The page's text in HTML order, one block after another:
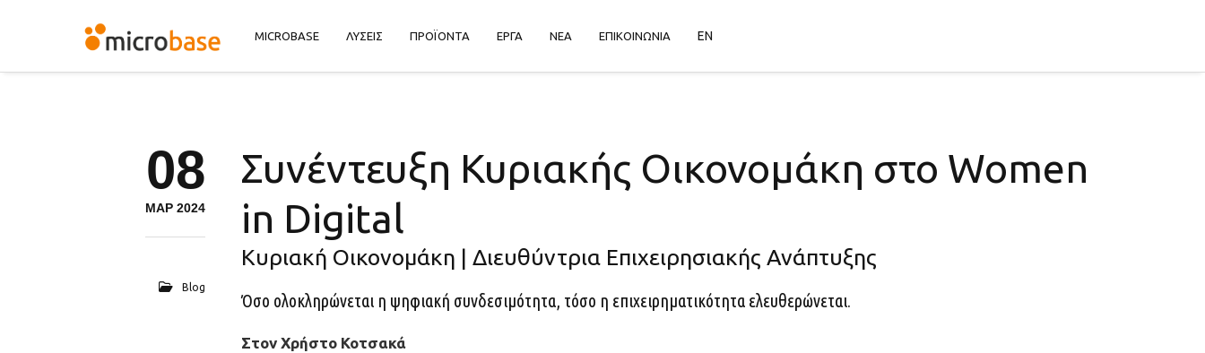
MICROBASE ΛΥΣΕΙΣ ΠΡΟΪΟΝΤΑ ΕΡΓΑ ΝΕΑ ΕΠΙΚΟΙΝΩΝΙΑ EN
08
ΜΑΡ 2024
Blog
Συνέντευξη Κυριακής Οικονομάκη στο Women
in Digital
Κυριακή Οικονομάκη | Διευθύντρια Επιχειρησιακής Ανάπτυξης
Όσο ολοκληρώνεται η ψηφιακή συνδεσιµότητα, τόσο η επιχειρηµατικότητα ελευθερώνεται.
Στον Χρήστο Κοτσακά